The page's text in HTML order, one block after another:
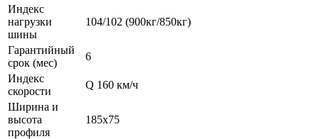
Индекс
нагрузки
шины
104/102 (900кг/850кг)
Гарантийный
срок (мес)
6
Индекс
скорости
Q 160 км/ч
Ширина и
высота
профиля
185x75